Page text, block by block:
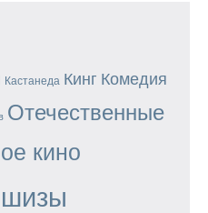
Кастанеда Кинг Комедия
Отечественные
кино